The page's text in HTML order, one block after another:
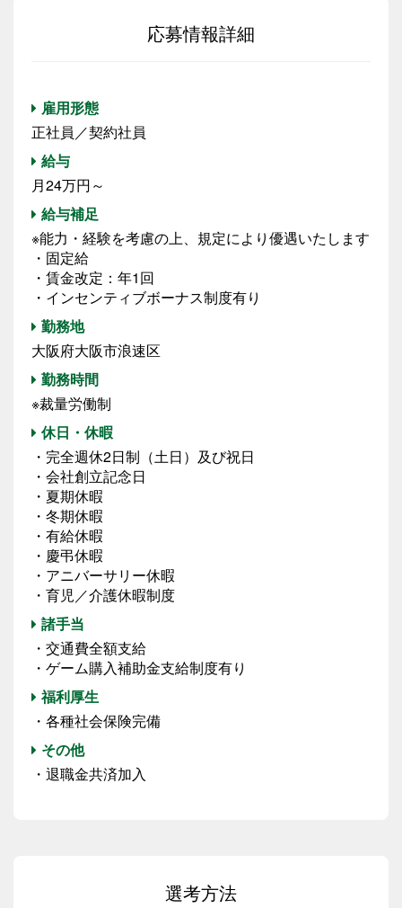
応募情報詳細
雇用形態
正社員／契約社員
給与
月24万円～
給与補足
※能力・経験を考慮の上、規定により優遇いたします
・固定給
・賃金改定：年1回
・インセンティブボーナス制度有り
勤務地
大阪府大阪市浪速区
勤務時間
※裁量労働制
休日・休暇
・完全週休2日制（土日）及び祝日
・会社創立記念日
・夏期休暇
・冬期休暇
・有給休暇
・慶弔休暇
・アニバーサリー休暇
・育児／介護休暇制度
諸手当
・交通費全額支給
・ゲーム購入補助金支給制度有り
福利厚生
・各種社会保険完備
その他
・退職金共済加入
選考方法